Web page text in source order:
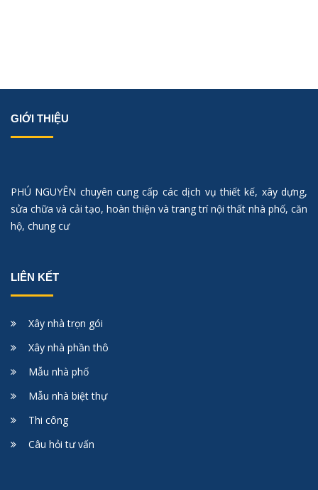
GIỚI THIỆU
PHÚ NGUYÊN chuyên cung cấp các dịch vụ thiết kế, xây dựng,
sửa chữa và cải tạo, hoàn thiện và trang trí nội thất nhà phố, căn
hộ, chung cư
LIÊN KẾT
Xây nhà trọn gói
Xây nhà phần thô
Mẫu nhà phố
Mẫu nhà biệt thự
Thi công
Câu hỏi tư vấn